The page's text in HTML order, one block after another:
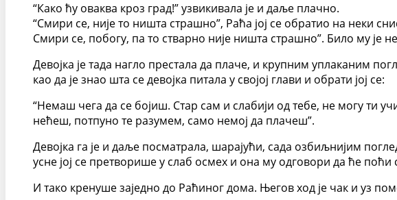
“Како ћу оваква кроз град!” узвикивала је и даље плачно.
“Смири се, није то ништа страшно”, Раћа јој се обратио на неки
Смири се, побогу, па то стварно није ништа страшно”. Било му је
Девојка је тада нагло престала да плаче, и крупним уплаканим
као да је знао шта се девојка питала у својој глави и обрати јој се:
“Немаш чега да се бојиш. Стар сам и слабији од тебе, не могу ти
нећеш, потпуно те разумем, само немој да плачеш”.
Девојка га је и даље посматрала, шарајући, сада озбиљнијим
усне јој се претворише у слаб осмех и она му одговори да ће
И тако кренуше заједно до Раћиног дома. Његов ход је чак и уз